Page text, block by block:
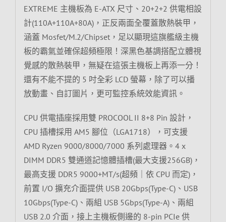
EXTREME 主機板為 E-ATX 尺寸、20+2+2 供電相設
計(110A+110A+80A)，正反兩面全覆蓋散熱裝甲，
涵蓋 Mosfet/M.2/Chipset，足以顯現這旗艦級主機
板的霸氣並確保超頻極限！深黑色基調搭配立體視
覺感的散熱裝甲，無疑在這張主機板上再添一分！
還有不能不提的 5 吋全彩 LCD 螢幕，除了可以播
放動畫、自訂圖片，更可監控系統效能資訊。
CPU 供電插座採用雙 PROCOOL II 8+8 Pin 設計，
CPU 插槽採用 AM5 腳位（LGA1718），可支援
AMD Ryzen 9000/8000/7000 系列處理器。4 x
DIMM DDR5 雙通道記憶體插槽(最大支援256GB)，
最高支援 DDR5 9000+MT/s(超頻｜依 CPU 而定)，
前置 I/O 擴充介面提供 USB 20Gbps(Type-C)、USB
10Gbps(Type-C)、兩組 USB 5Gbps(Type-A)、兩組
USB 2.0 介面，接上主機板側邊的 8-pin PCIe 供